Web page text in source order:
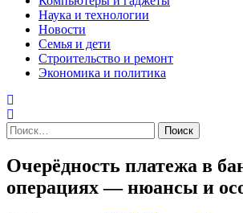
Наука и технологии
Новости
Семья и дети
Строительство и ремонт
Экономика и политика
Найти:
Очерёдность платежа в
операциях — нюансы и